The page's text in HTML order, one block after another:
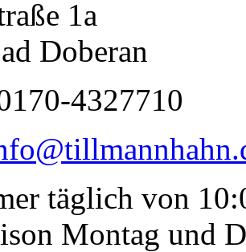
die
Potpourri professioneller Rezepte.
Liebhaber der einfachen und
Küche. Nachkochbar, aber
mit der besonderen Note.
1a
Doberan
4327710
täglich von
Montag und